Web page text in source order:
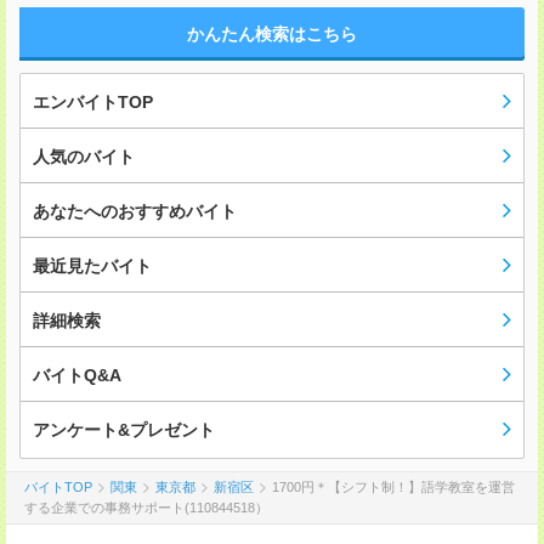
かんたん検索はこちら
エンバイトTOP
人気のバイト
あなたへのおすすめバイト
最近見たバイト
詳細検索
バイトQ&A
アンケート&プレゼント
バイトTOP 関東 東京都 新宿区
1700円＊【シフト制！】語学教室を運営
する企業での事務サポート(110844518）